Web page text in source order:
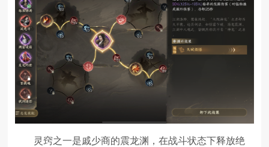
灵窍之一是戚少商的震龙渊，在战斗状态下释放绝